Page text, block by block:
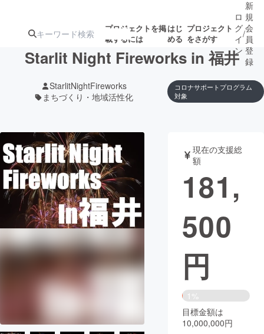
プロジェクトを掲
載するには
はじ
める
プロジェクト
をさがす
人気のプロ 注目のリ 注目の新着プロ
募集終了が近いプ もうすぐ公開
アート・写真 音楽
テクノロジー・ガジェット
映像・映画 書籍・雑誌
ビジネス・起業
まちづくり・地域活性化
CAMPFIRE for Social Good CAMPFIRE Creation
ロ
グ
イ
ン
/
新
規
会
員
登
録
Starlit Night Fireworks in 福井
StarlitNightFireworks
まちづくり・地域活性化
コロナサポートプログラム
対象
現在の支援総
額
181,
500
円
1%
目標金額は
10,000,000円